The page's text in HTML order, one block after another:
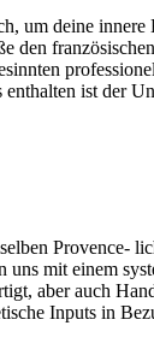
um deine
den
ist der
Provence-
mit einem
aber auch
Inputs in